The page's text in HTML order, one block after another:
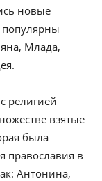
новые
Млада,
религией
взятые
была
православия в
Антонина,